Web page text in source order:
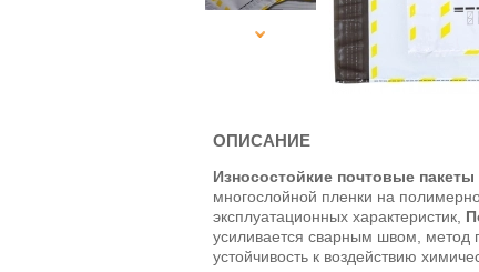
ОПИСАНИЕ
Износостойкие почтовые пакеты
многослойной пленки на
эксплуатационных характеристик,
усиливается сварным швом, метод
устойчивость к воздействию